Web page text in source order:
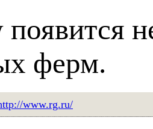
ферм.
www.rg.ru/